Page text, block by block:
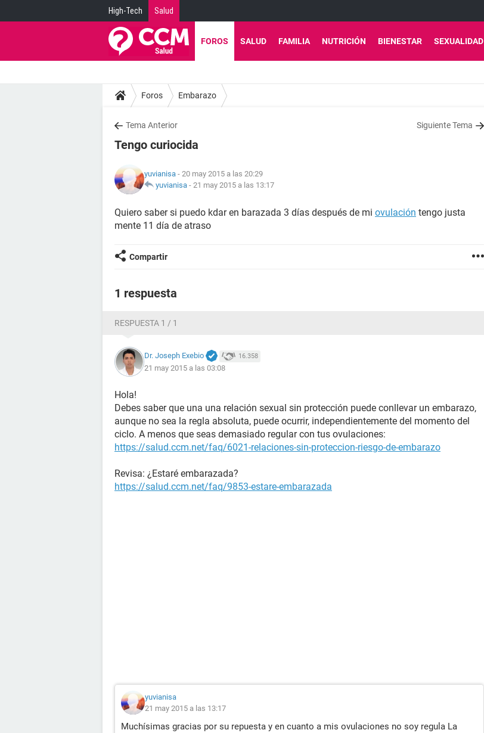
High-Tech Salud
FOROS SALUD FAMILIA NUTRICIÓN BIENESTAR SEXUALIDAD
Foros Embarazo
Tema Anterior Siguiente Tema
Tengo curiocida
yuvianisa - 20 may 2015 a las 20:29
yuvianisa - 21 may 2015 a las 13:17
Quiero saber si puedo kdar en barazada 3 días después de mi ovulación tengo justa
mente 11 día de atraso
Compartir
1 respuesta
RESPUESTA 1 / 1
Dr. Joseph Exebio 16.358
21 may 2015 a las 03:08
Hola!
Debes saber que una una relación sexual sin protección puede conllevar un embarazo,
aunque no sea la regla absoluta, puede ocurrir, independientemente del momento del
ciclo. A menos que seas demasiado regular con tus ovulaciones:
https://salud.ccm.net/faq/6021-relaciones-sin-proteccion-riesgo-de-embarazo
Revisa: ¿Estaré embarazada?
https://salud.ccm.net/faq/9853-estare-embarazada
yuvianisa
21 may 2015 a las 13:17
Muchísimas gracias por su repuesta y en cuanto a mis ovulaciones no soy regula La